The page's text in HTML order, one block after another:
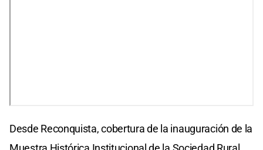
Desde Reconquista, cobertura de la inauguración de la